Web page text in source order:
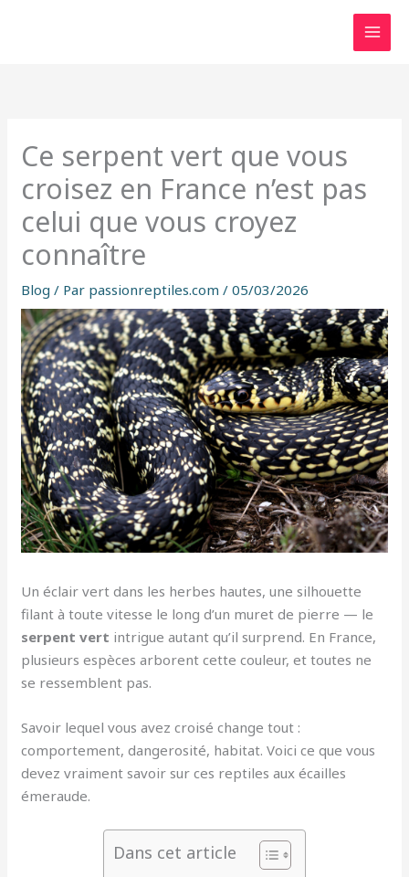
Ce serpent vert que vous
croisez en France n’est pas
celui que vous croyez
connaître
Blog / Par passionreptiles.com/05/03/2026
Un éclair vert dans les herbes hautes, une silhouette
filant à toute vitesse le long d’un muret de pierre — le
serpent vert intrigue autant qu’il surprend. En France,
plusieurs espèces arborent cette couleur, et toutes ne
se ressemblent pas.
Savoir lequel vous avez croisé change tout :
comportement, dangerosité, habitat. Voici ce que vous
devez vraiment savoir sur ces reptiles aux écailles
émeraude.
Dans cet article